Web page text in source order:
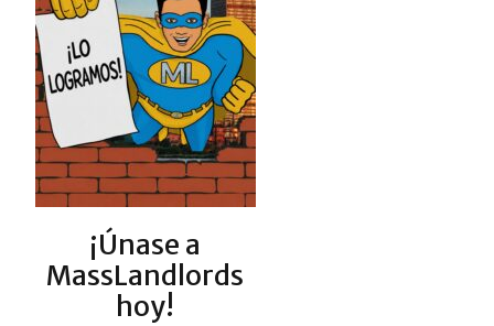
¡Únase a
MassLandlords
hoy!